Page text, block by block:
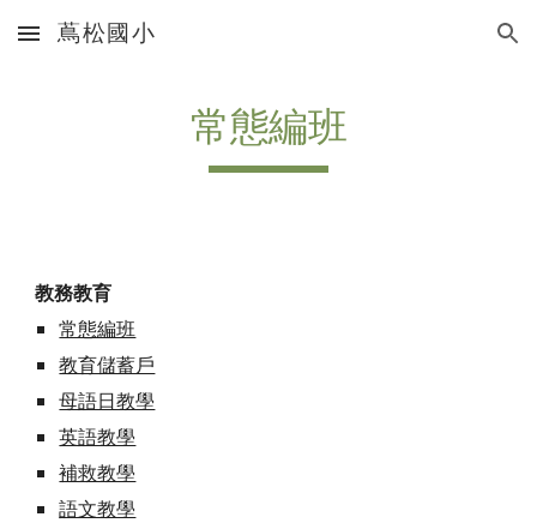
Skip to main content Skip to navigation
蔦松國小
常態編班
教務教育
常態編班
教育儲蓄戶
母語日教學
英語教學
補救教學
語文教學